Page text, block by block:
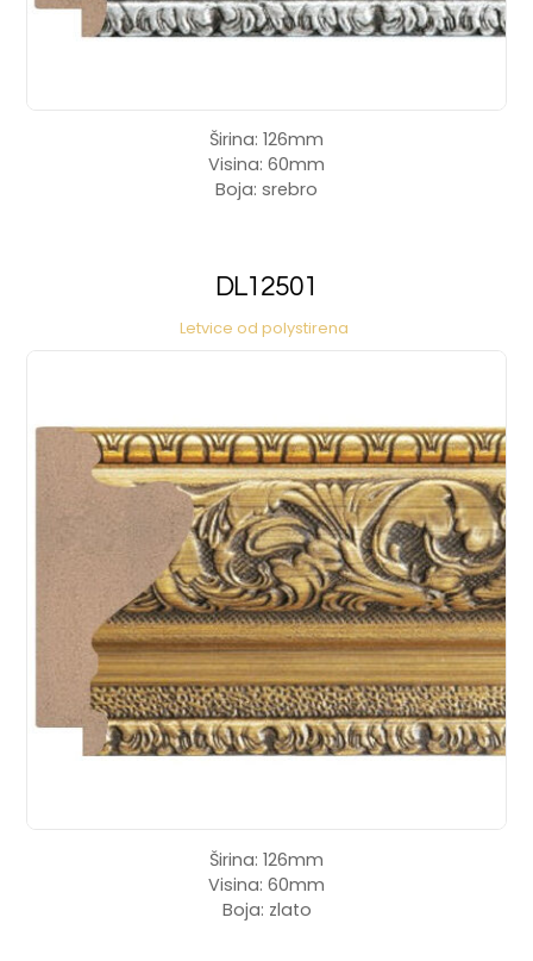
Širina: 126mm
Visina: 60mm
Boja: srebro
DL12501
Letvice od polystirena
Širina: 126mm
Visina: 60mm
Boja: zlato